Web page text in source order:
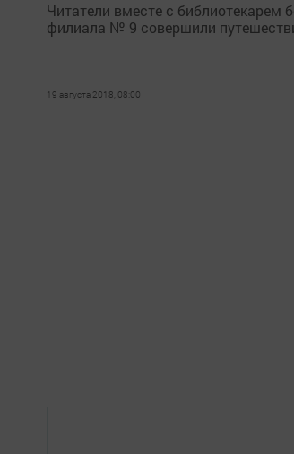
Читатели вместе с библиотекарем
филиала № 9 совершили
19 августа 2018, 08:00